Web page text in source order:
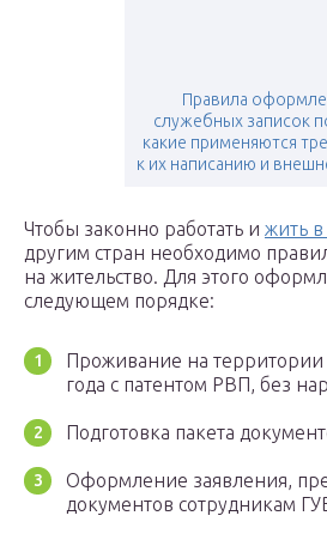
Правила
служебных записок
какие применяются
к их написанию и
Чтобы законно работать и жить
другим стран необходимо
на жительство. Для этого
следующем порядке:
Проживание на
года с патентом РВП, без
Подготовка пакета
Оформление заявления,
документов сотрудникам